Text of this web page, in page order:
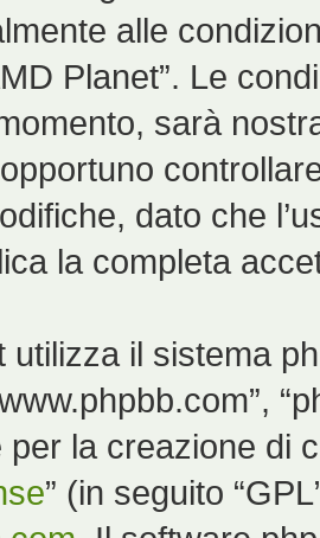
alle
Planet”. Le
sarà
dato che
la completa
utilizza il sistema
per la creazione di
” (in seguito